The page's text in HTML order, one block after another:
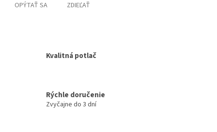
OPÝTAŤ SA ZDIEĽAŤ
Kvalitná potlač
Rýchle doručenie
Zvyčajne do 3 dní